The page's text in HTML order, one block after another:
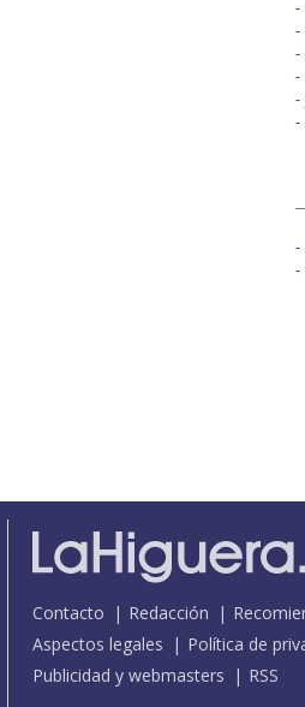
Contacto Redacción
Aspectos legales
Política de
Publicidad y webmasters
RSS